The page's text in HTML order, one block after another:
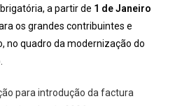
a partir de 1 de Janeiro
os grandes contribuintes e
no quadro da modernização do